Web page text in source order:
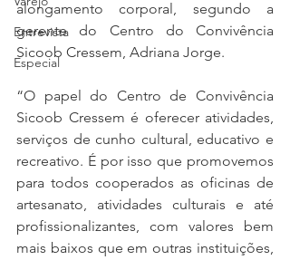
Entrevista
Especial
alongamento corporal, segundo a
gerente do Centro do Convivência
Sicoob Cressem, Adriana Jorge.
“O papel do Centro de Convivência
Sicoob Cressem é oferecer atividades,
serviços de cunho cultural, educativo e
recreativo. É por isso que promovemos
para todos cooperados as oficinas de
artesanato, atividades culturais e até
profissionalizantes, com valores bem
mais baixos que em outras instituições,